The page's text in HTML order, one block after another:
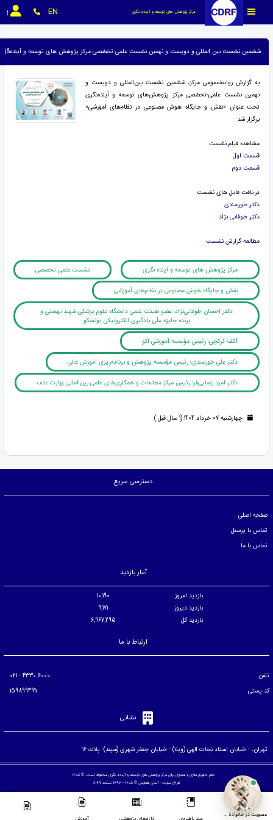
مرکز پژوهش های توسعه و آینده نگری EN
ششمین نشست بین المللی و دویست و نهمین نشست علمی-تخصّصی مرکز پژوهش های توسعه و آینده&amp;amp;zwnj; نگری برگزار شد
به گزارش روابط‌عمومی مرکز، ششمین نشست بین‌المللی و دویست و
نهمین نشست علمی-تخصّصی مرکز پژوهش‌های توسعه و آینده‌نگری
تحت عنوان «نقش و جایگاه هوش مصنوعی در نظام‌های آموزشی»
برگزار شد.
مشاهده فیلم نشست
قسمت اول
قسمت دوم
دریافت فایل های نشست
دکتر خورسندی
دکتر طوفانی نژاد
مطالعه گزارش نشست
مرکز پژوهش های توسعه و آینده نگری نشست علمی تخصصی
نقش و جایگاه هوش مصنوعی در نظام‌های آموزشی
دکتر احسان طوفانی‌نژاد؛ عضو هیئت علمی دانشگاه علوم پزشکی شهید بهشتی و
برنده جایزه ملّی یادگیری الکترونیکی یونسکو
آکف کرکچی؛ رئیس مؤسسه آموزشی اکو
دکتر علی خورسندی؛ رئیس مؤسسه پژوهش و برنامه‌ریزی آموزش عالی
دکتر امید رضایی‌فر؛ رئیس مرکز مطالعات و همکاری‌های علمی بین‌المللی وزارت عتف
چهارشنبه 07 خرداد 1404 (1 سال قبل )
دسترسی سریع
صفحه اصلی
تماس با پرسنل
تماس با ما
آمار بازدید
بازدید امروز
10,190
بازدید دیروز
9,171
بازدید کل
6,967,295
ارتباط با ما
تلفن
کد پستی
نشانی
تهران، - خيابان استاد نجات الهی (ويلا) - خيابان جعفر شهری (سپند)- پلاك ۱۶
تمام حقوق مادی و معنوی برای مرکز پژوهش های توسعه و آینده نگری محفوظ است. © ۱۴۰۵
طراح سایت :آسان همایش © ۱۴۰۵ - 1392 نسخه 8.97
عضویت در خانوادۀ مرکز